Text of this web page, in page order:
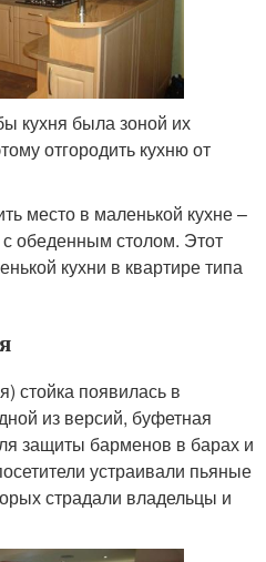
кухня была зоной их
отгородить кухню от
место в маленькой кухне –
обеденным столом. Этот
кухни в квартире типа
стойка появилась в
из версий, буфетная
защиты барменов в барах и
устраивали пьяные
страдали владельцы и